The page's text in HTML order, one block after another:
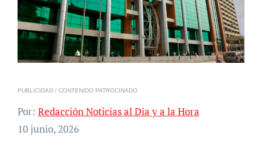
PUBLICIDAD / CONTENIDO PATROCINADO
Por: Redacción Noticias al Dia y a la Hora
10 junio, 2026